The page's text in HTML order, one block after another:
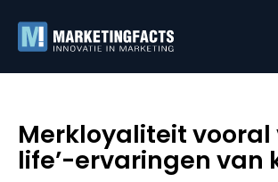
Merkloyaliteit vooral
life’-ervaringen van